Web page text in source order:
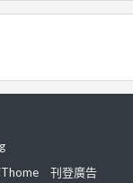
刊登廣告